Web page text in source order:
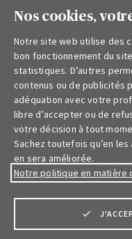
Droit à l’oubli
Lanceurs d'alerte
Documents pour
Conditions générales
particuliers
Critères de segmentation
Nos cookies,
Notre site web utilise des
bon fonctionnement du
statistiques. D’autres
contenus ou de publicités
adéquation avec votre
libre d’accepter ou de
votre décision à tout
Sachez toutefois qu’en
en sera améliorée.
Notre politique en matière